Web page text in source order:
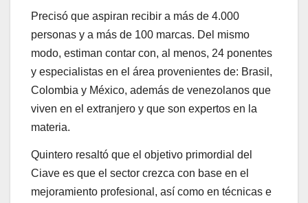
Precisó que aspiran recibir a más de 4.000
personas y a más de 100 marcas. Del mismo
modo, estiman contar con, al menos, 24 ponentes
y especialistas en el área provenientes de: Brasil,
Colombia y México, además de venezolanos que
viven en el extranjero y que son expertos en la
materia.
Quintero resaltó que el objetivo primordial del
Ciave es que el sector crezca con base en el
mejoramiento profesional, así como en técnicas e